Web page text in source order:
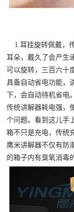
1.耳挂旋转佩戴，
耳朵，戴久了会产生
可以旋转，三百六十
具备自动省电功能，
下，会自动待机省电
传统讲解器耗电强，
个问题。看到这儿手
箱不只是充电，传统
鹰米讲解器不仅有防
的箱子内有臭氧消毒